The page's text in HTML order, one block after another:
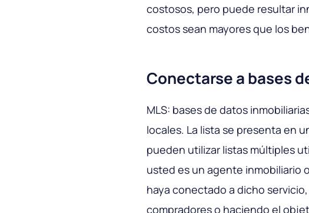
costosos, pero puede resultar
costos sean mayores que los
Conectarse a bases
MLS: bases de datos
locales. La lista se presenta en
pueden utilizar listas múltiples
usted es un agente inmobiliario
haya conectado a dicho
compradores o haciendo el